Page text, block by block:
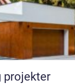
projekter